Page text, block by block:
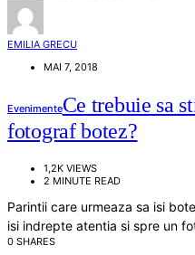
EMILIA GRECU
MAI 7, 2018
EvenimenteCe trebuie sa
fotograf botez?
1,2K VIEWS
2 MINUTE READ
Parintii care urmeaza sa isi
isi indrepte atentia si spre un
0 SHARES